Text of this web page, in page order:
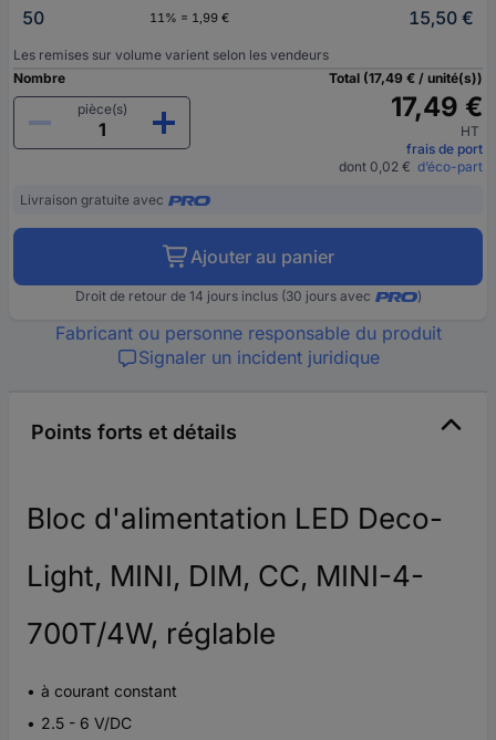
50
11% = 1,99 € 15,50 €
Les remises sur volume varient selon les vendeurs
Nombre
pièce(s)
Total (17,49 € / unité(s))
17,49 €
HT
frais de port
dont 0,02 € d’éco-part
Livraison gratuite avec
Ajouter au panier
Droit de retour de 14 jours inclus (30 jours avec )
Fabricant ou personne responsable du produit
Signaler un incident juridique
Points forts et détails
Bloc d'alimentation LED Deco-
Light, MINI, DIM, CC, MINI-4-
700T/4W, réglable
à courant constant
2.5 - 6 V/DC